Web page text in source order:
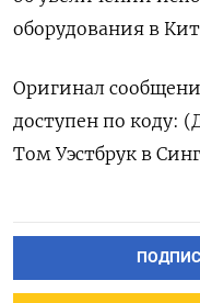
оборудования в
Оригинал
доступен по коду:
Том Уэстбрук в